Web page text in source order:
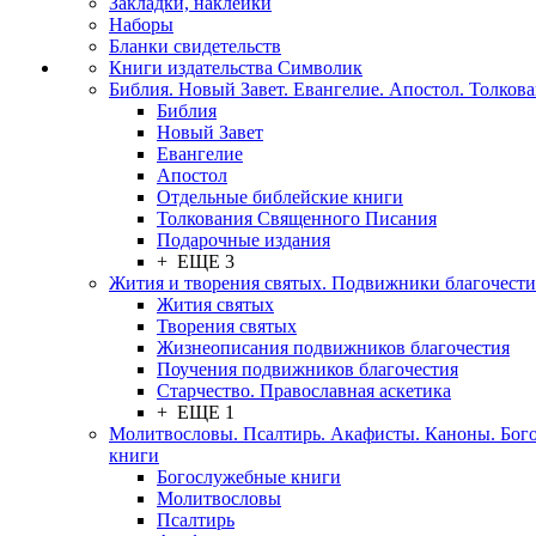
Наборы
Бланки свидетельств
Книги издательства Символик
Библия. Новый Завет. Евангелие. Апостол.
Библия
Новый Завет
Евангелие
Апостол
Отдельные библейские книги
Толкования Священного Писания
Подарочные издания
+ ЕЩЕ 3
Жития и творения святых. Подвижники
Жития святых
Творения святых
Жизнеописания подвижников благочестия
Поучения подвижников благочестия
Старчество. Православная аскетика
+ ЕЩЕ 1
Молитвословы. Псалтирь. Акафисты. Каноны.
книги
Богослужебные книги
Молитвословы
Псалтирь